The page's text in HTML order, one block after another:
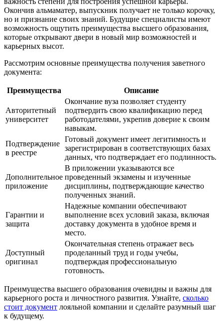
Окончив альмаматер, выпускник получает не только корочку,
но и признание своих знаний. Будущие специалисты имеют
возможность ощутить преимущества высшего образования,
которые открывают двери в новый мир возможностей и
карьерных высот.
Рассмотрим основные преимущества получения заветного
документа:
Преимущества Описание
Авторитетный
университет
Окончание вуза позволяет студенту
подтвердить свою квалификацию перед
работодателями, укрепив доверие к своим
навыкам.
Подтверждение
в реестре
Готовый документ имеет легитимность и
зарегистрирован в соответствующих базах
данных, что подтверждает его подлинность.
Дополнительное
приложение
В приложении указываются все
проведенный экзамены и изученные
дисциплины, подтверждающие качество
полученных знаний.
Гарантии и
защита
Надежные компании обеспечивают
выполнение всех условий заказа, включая
доставку документа в удобное время и
место.
Доступный
оригинал
Окончательная степень отражает весь
проделанный труд и годы учебы,
подтверждая профессиональную
готовность.
Преимущества высшего образования очевидны и важны для
карьерного роста и личностного развития. Узнайте, сколько
стоит документ лояльной компании и сделайте разумный шаг
к будущему.